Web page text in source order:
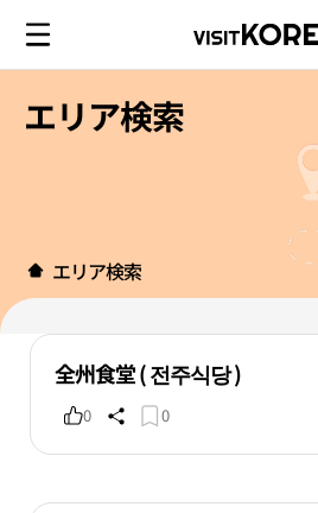
エリア検索
エリア検索
全州食堂 ( 전주식당 )
0 0